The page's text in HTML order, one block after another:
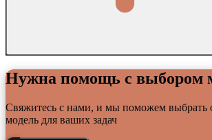
Нужна помощь с выбором
Свяжитесь с нами, и мы поможем выбрать
модель для ваших задач